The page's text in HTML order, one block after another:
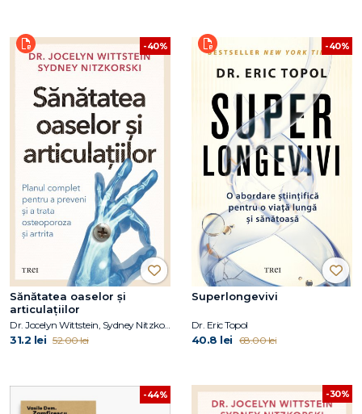
-40%
Sănătatea oaselor și
articulațiilor
Dr. Jocelyn Wittstein, Sydney Nitzkorski
31.2 lei 52.00 lei
-40%
Superlongevivi
Dr. Eric Topol
40.8 lei 68.00 lei
-44% -30%